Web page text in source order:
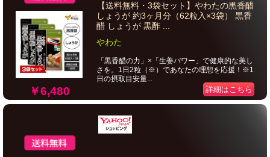
￥6,480
【送料無料・3袋セット】やわたの黒香醋
しょうが 約3ヶ月分（62粒入×3袋） 黒香
醋 しょうが 黒酢 ...
やわた
「黒香醋の力」×「生姜パワー」で健康的な美し
さを。1日2粒（※）であなたの理想を応援！※1
日の摂取目安量...
詳細はこちら